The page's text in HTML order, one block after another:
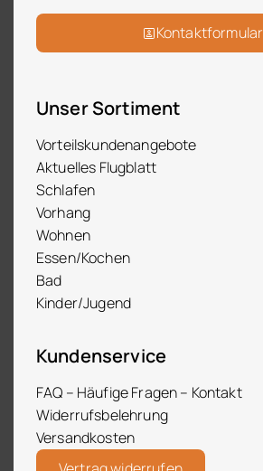
Kontaktformular
Unser Sortiment
Vorteilskundenangebote
Aktuelles Flugblatt
Schlafen
Vorhang
Wohnen
Essen/Kochen
Bad
Kinder/Jugend
Kundenservice
FAQ – Häufige Fragen – Kontakt
Widerrufsbelehrung
Versandkosten